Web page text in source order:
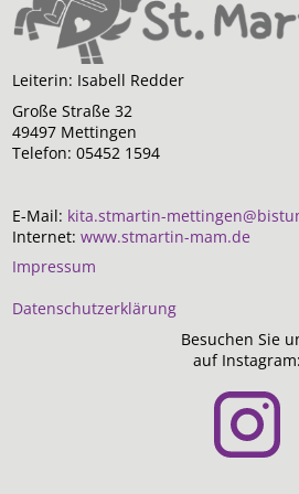
Leiterin: Isabell Redder
Große Straße 32
49497 Mettingen
Telefon: 05452 1594
E-Mail: kita.stmartin-
Internet:www.stmartin-mam.de
Impressum
Datenschutzerklärung
Besuchen Sie
auf Instagram: